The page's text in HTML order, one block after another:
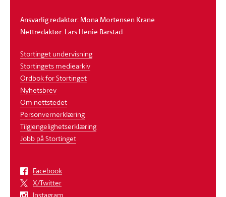
Ansvarlig redaktør: Mona Mortensen Krane
Nettredaktør: Lars Henie Barstad
Stortinget undervisning
Stortingets mediearkiv
Ordbok for Stortinget
Nyhetsbrev
Om nettstedet
Personvernerklæring
Tilgjengelighetserklæring
Jobb på Stortinget
Facebook
X/Twitter
Instagram